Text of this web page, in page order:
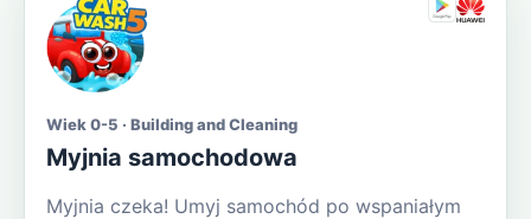
Wiek 0-5 · Building and Cleaning
Myjnia samochodowa
Myjnia czeka! Umyj samochód po wspaniałym